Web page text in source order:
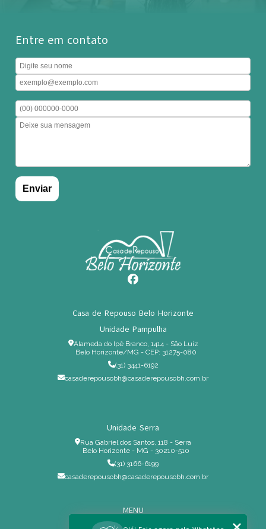
Entre em contato
Casa de Repouso Belo Horizonte
Unidade Pampulha
Alameda do Ipê Branco, 1414 - São Luiz
Belo Horizonte/MG - CEP: 31275-080
(31) 3441-6192
casaderepousobh@casaderepousobh.com.br
Unidade Serra
Rua Gabriel dos Santos, 118 - Serra
Belo Horizonte - MG - 30210-510
(31) 3166-6199
casaderepousobh@casaderepousobh.com.br
MENU
Home